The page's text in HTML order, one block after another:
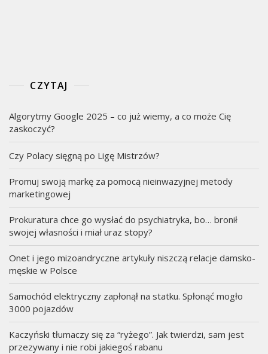
CZYTAJ
Algorytmy Google 2025 – co już wiemy, a co może Cię
zaskoczyć?
Czy Polacy sięgną po Ligę Mistrzów?
Promuj swoją markę za pomocą nieinwazyjnej metody
marketingowej
Prokuratura chce go wysłać do psychiatryka, bo… bronił
swojej własności i miał uraz stopy?
Onet i jego mizoandryczne artykuły niszczą relacje damsko-
męskie w Polsce
Samochód elektryczny zapłonął na statku. Spłonąć mogło
3000 pojazdów
Kaczyński tłumaczy się za “ryżego”. Jak twierdzi, sam jest
przezywany i nie robi jakiegoś rabanu